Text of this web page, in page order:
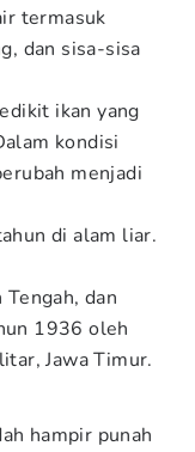
termasuk
dan sisa-sisa
ikan yang
kondisi
menjadi
di alam liar.
dan
1936 oleh
Jawa Timur.
hampir punah